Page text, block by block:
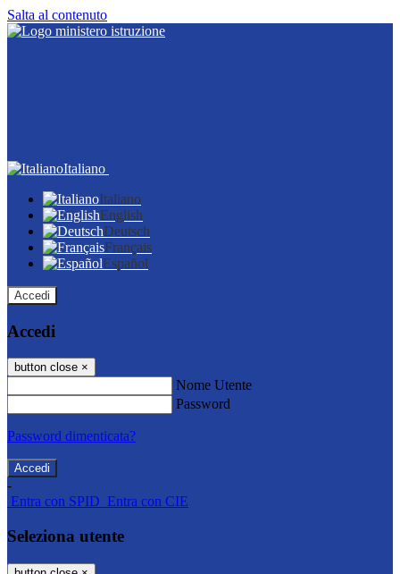
Salta al contenuto
Italiano
Italiano
English
Deutsch
Français
Español
Accedi
Accedi
button close ×
Nome Utente
Password
Password dimenticata?
-
Entra con SPID Entra con CIE
Seleziona utente